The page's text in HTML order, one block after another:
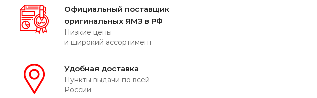
Официальный поставщик
оригинальных ЯМЗ в РФ
Низкие цены
и широкий ассортимент
Удобная доставка
Пункты выдачи по всей
России